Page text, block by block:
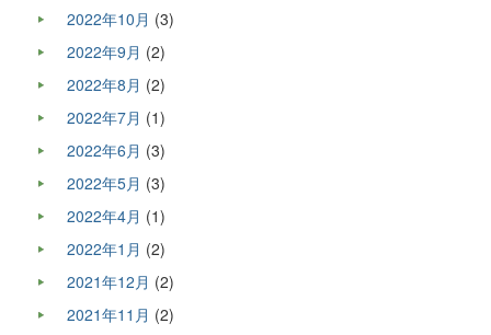
2022年10月 (3)
2022年9月 (2)
2022年8月 (2)
2022年7月 (1)
2022年6月 (3)
2022年5月 (3)
2022年4月 (1)
2022年1月 (2)
2021年12月 (2)
2021年11月 (2)